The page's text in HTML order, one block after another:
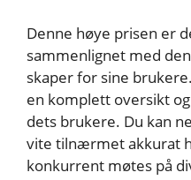
Denne høye prisen er
sammenlignet med
skaper for sine
en komplett oversikt
dets brukere. Du kan
vite tilnærmet akkurat
konkurrent møtes på